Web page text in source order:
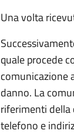
Una volta
quale procede
comunicazione
danno. La
riferimenti della
telefono e